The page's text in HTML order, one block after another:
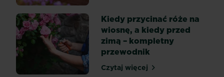
Kiedy przycinać róże na
wiosnę, a kiedy przed
zimą – kompletny
przewodnik
Czytaj więcejKiedy przycinać róże na